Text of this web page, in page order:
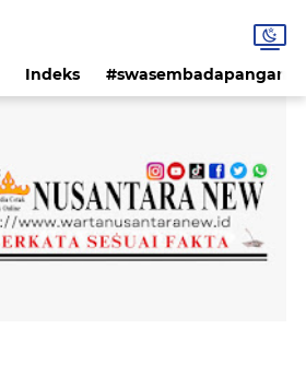
Indeks #swasembadapangan